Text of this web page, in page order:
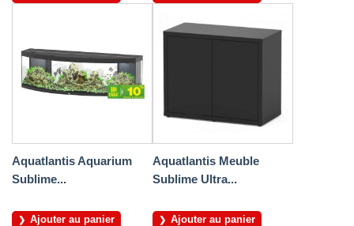
Aquatlantis Aquarium
Sublime...
Ajouter au panier
Aquatlantis Meuble
Sublime Ultra...
Ajouter au panier